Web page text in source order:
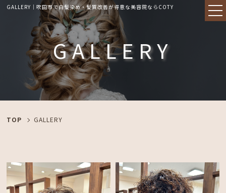
GALLERY｜吹田市で白髪染め・髪質改善が得意な美容院ならCOTY
GALLERY
TOP GALLERY